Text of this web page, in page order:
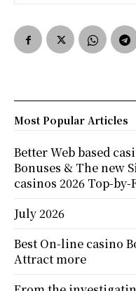
Most Popular Articles
Better Web based
Bonuses & The new
casinos 2026 Top-
July 2026
Best On-line casino
Attract more